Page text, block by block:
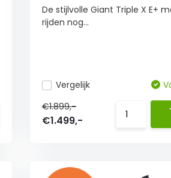
De stijlvolle Giant Triple X E+
rijden nog...
Vergelijk
€1.899,-
€1.499,-